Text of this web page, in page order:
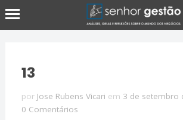
13
por Jose Rubens Vicari em 3 de setembro
0 Comentários